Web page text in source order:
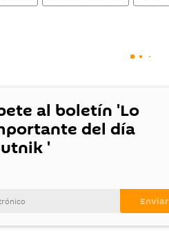
al boletín 'Lo
del día
'